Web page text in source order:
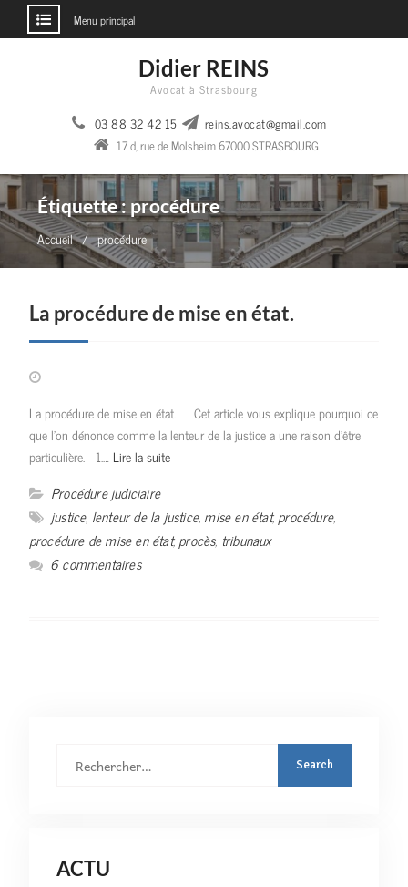
Menu principal
Didier REINS
Avocat à Strasbourg
03 88 32 42 15
reins.avocat@gmail.com
17 d, rue de Molsheim 67000 STRASBOURG
Étiquette : procédure
Accueil procédure
La procédure de mise en état.
La procédure de mise en état. Cet article vous explique pourquoi ce
que l’on dénonce comme la lenteur de la justice a une raison d’être
particulière. 1.… Lire la suite
Procédure judiciaire
justice, lenteur de la justice, mise en état,procédure,
procédure de mise en état,procès, tribunaux
6 commentaires
ACTU